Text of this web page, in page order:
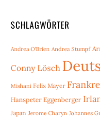
SCHLAGWÖRTER
Andrea O'Brien Andrea Stumpf
Conny Lösch
Mishani Felix Mayer
Hanspeter Eggenberger
Japan Jerome Charyn Johannes